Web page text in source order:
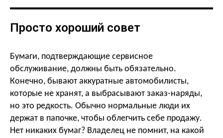
Просто хороший совет
Бумаги, подтверждающие сервисное
обслуживание, должны быть обязательно.
Конечно, бывают аккуратные автомобилисты,
которые не хранят, а выбрасывают заказ-наряды,
но это редкость. Обычно нормальные люди их
держат в папочке, чтобы облегчить себе продажу.
Нет никаких бумаг? Владелец не помнит, на какой